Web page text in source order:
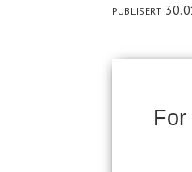
PUBLISERT